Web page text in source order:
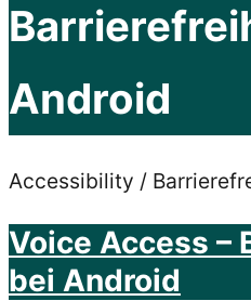
Android
Accessibility /
Voice Access –
bei Android